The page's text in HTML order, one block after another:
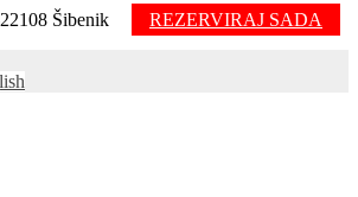
Šibenik
REZERVIRAJ SADA